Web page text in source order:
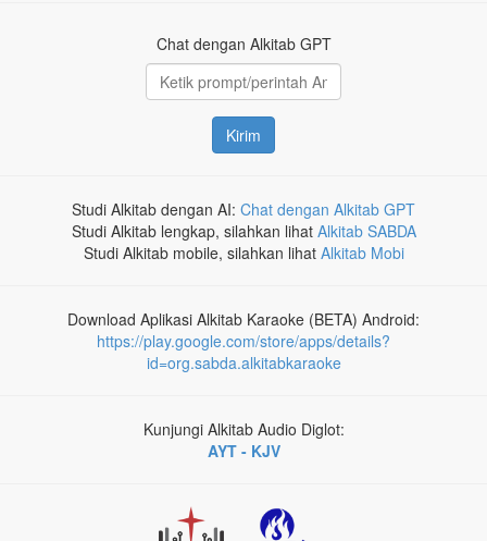
Chat dengan Alkitab GPT
Kirim
Studi Alkitab dengan AI: Chat dengan Alkitab GPT
Studi Alkitab lengkap, silahkan lihat Alkitab SABDA
Studi Alkitab mobile, silahkan lihat Alkitab Mobi
Download Aplikasi Alkitab Karaoke (BETA) Android:
https://play.google.com/store/apps/details?
id=org.sabda.alkitabkaraoke
Kunjungi Alkitab Audio Diglot:
AYT - KJV